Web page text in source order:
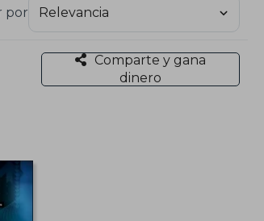
por
Comparte y gana
dinero